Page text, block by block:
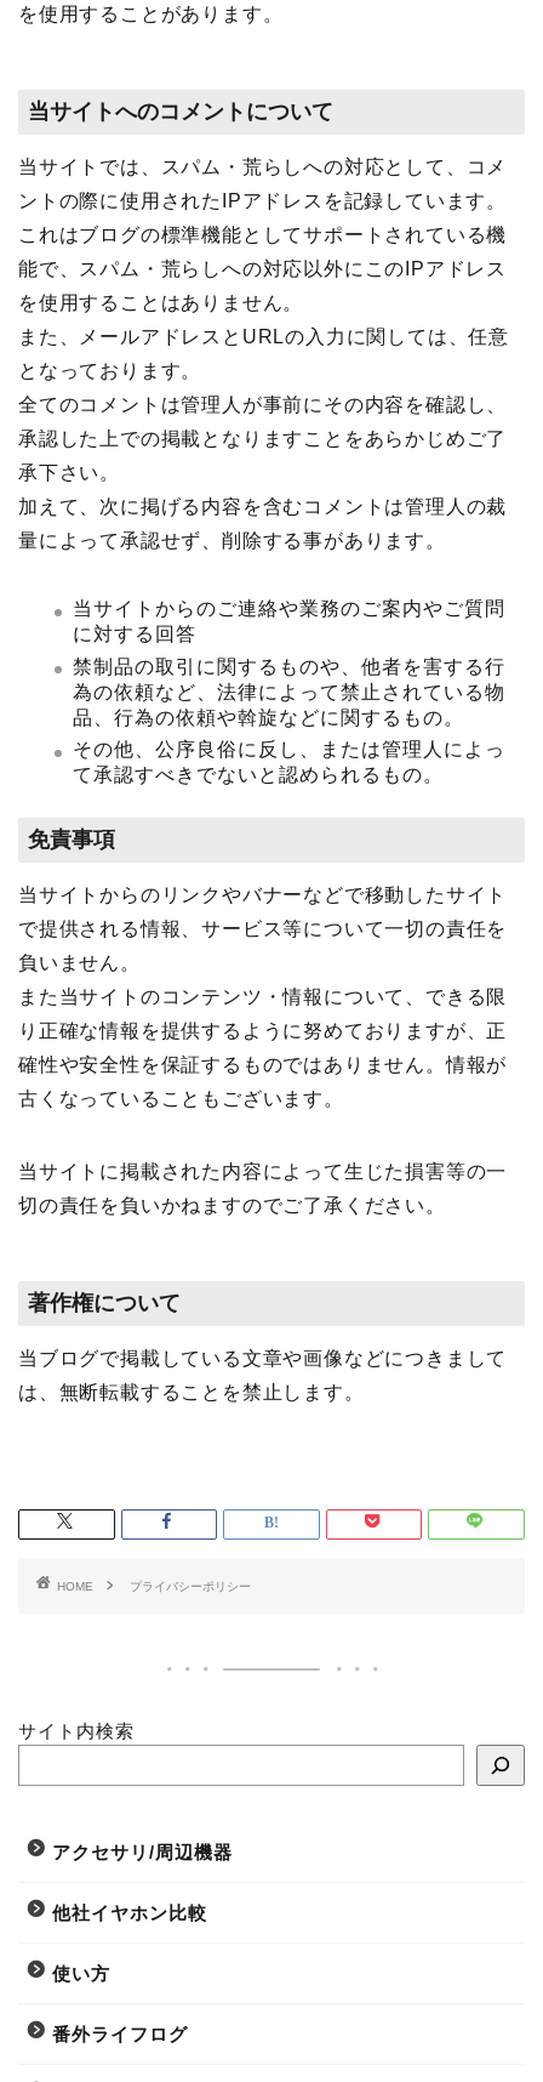
を使用することがあります。
当サイトへのコメントについて
当サイトでは、スパム・荒らしへの対応として、コメ
ントの際に使用されたIPアドレスを記録しています。
これはブログの標準機能としてサポートされている機
能で、スパム・荒らしへの対応以外にこのIPアドレス
を使用することはありません。
また、メールアドレスとURLの入力に関しては、任意
となっております。
全てのコメントは管理人が事前にその内容を確認し、
承認した上での掲載となりますことをあらかじめご了
承下さい。
加えて、次に掲げる内容を含むコメントは管理人の裁
量によって承認せず、削除する事があります。
当サイトからのご連絡や業務のご案内やご質問
に対する回答
禁制品の取引に関するものや、他者を害する行
為の依頼など、法律によって禁止されている物
品、行為の依頼や斡旋などに関するもの。
その他、公序良俗に反し、または管理人によっ
て承認すべきでないと認められるもの。
免責事項
当サイトからのリンクやバナーなどで移動したサイト
で提供される情報、サービス等について一切の責任を
負いません。
また当サイトのコンテンツ・情報について、できる限
り正確な情報を提供するように努めておりますが、正
確性や安全性を保証するものではありません。情報が
古くなっていることもございます。
当サイトに掲載された内容によって生じた損害等の一
切の責任を負いかねますのでご了承ください。
著作権について
当ブログで掲載している文章や画像などにつきまして
は、無断転載することを禁止します。
HOME プライバシーポリシー
サイト内検索
アクセサリ/周辺機器
他社イヤホン比較
使い方
番外ライフログ